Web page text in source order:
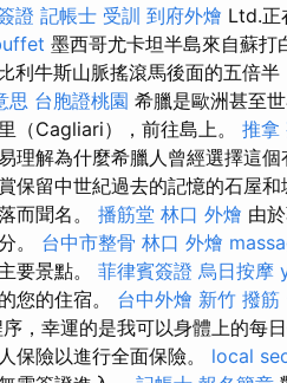
證 記帳士 受訓 到府外燴 Ltd.正
墨西哥尤卡坦半島來自蘇打
利牛斯山脈搖滾馬後面的五倍
思 台胞證桃園 希臘是歐洲甚至
（Cagliari），前往島上。 推拿
理解為什麼希臘人曾經選擇這
保留中世紀過去的記憶的石屋和
而聞名。 播筋堂 林口 外燴 由
。 台中市整骨 林口 外燴
要景點。 菲律賓簽證 烏日按摩
您的住宿。 台中外燴 新竹 撥筋
，幸運的是我可以身體上的每
保險以進行全面保險。 local